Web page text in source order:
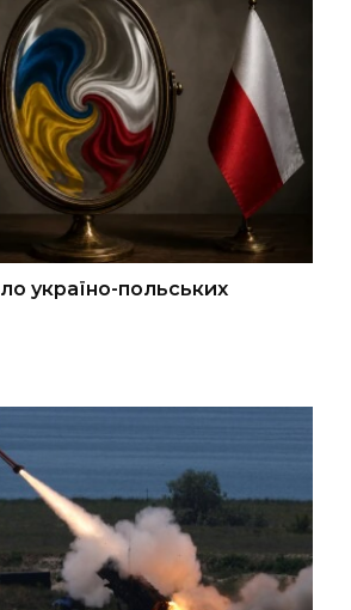
україно-польських